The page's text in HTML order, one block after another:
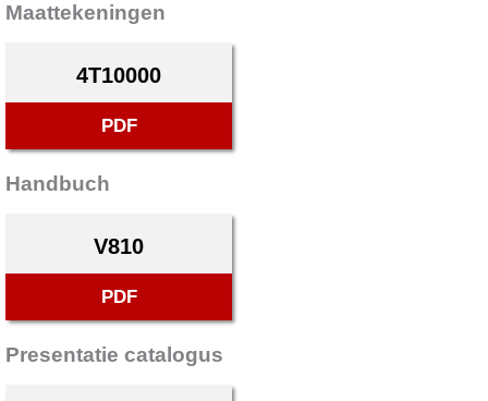
Maattekeningen
4T10000
PDF
Handbuch
V810
PDF
Presentatie catalogus